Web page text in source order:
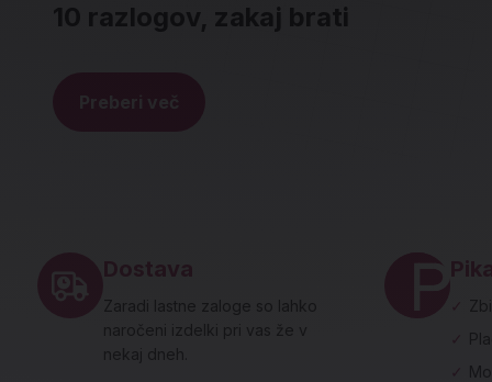
10 razlogov, zakaj brati
Preberi več
Dostava
Zaradi lastne zaloge so lahko
naročeni izdelki pri vas že v
nekaj dneh.